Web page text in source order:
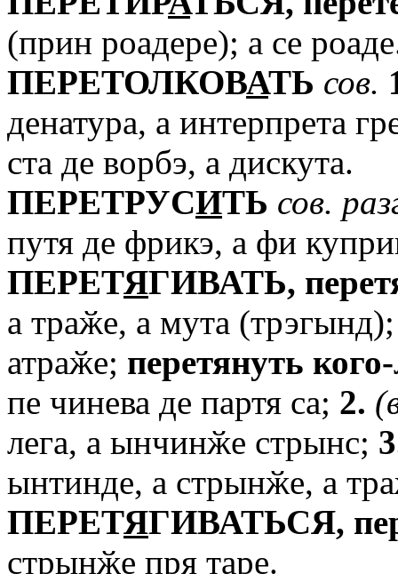
(прин роадере); а се
ПЕРЕТОЛКОВАТЬ сов.
денатура, а интерпрета
ста де ворбэ, а дискута.
ПЕРЕТРУСИТЬ сов.
путя де фрикэ, а фи
ПЕРЕТЯГИВАТЬ,
а траӂе, а мута
атраӂе; перетянуть
пе чинева де партя са; 2.
лега, а ынчинӂе стрынс;
ынтинде, а стрынӂе, а
ПЕРЕТЯГИВАТЬСЯ,
стрынӂе пря таре.